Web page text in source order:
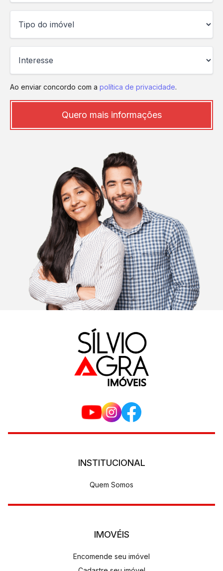
Ao enviar concordo com a política de privacidade.
Quero mais informações
INSTITUCIONAL
Quem Somos
IMOVÉIS
Encomende seu imóvel